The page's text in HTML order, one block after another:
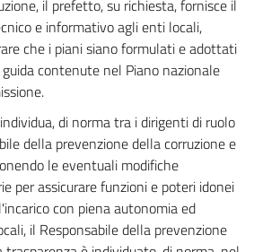
il prefetto, su richiesta, fornisce il
e informativo agli enti locali,
che i piani siano formulati e adottati
contenute nel Piano nazionale
di norma tra i dirigenti di ruolo
della prevenzione della corruzione e
le eventuali modifiche
per assicurare funzioni e poteri idonei
con piena autonomia ed
il Responsabile della prevenzione